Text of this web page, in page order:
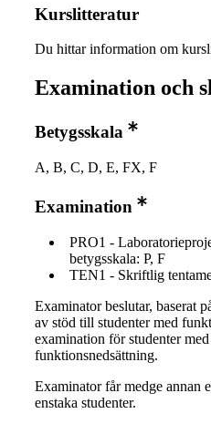
Kurslitteratur
Du hittar information om
Examination och
Betygsskala
A, B, C, D, E, FX, F
Examination
PRO1 -
betygsskala: P, F
TEN1 - Skriftlig
Examinator beslutar, baserat
av stöd till studenter med
examination för studenter
funktionsnedsättning.
Examinator får medge annan
enstaka studenter.